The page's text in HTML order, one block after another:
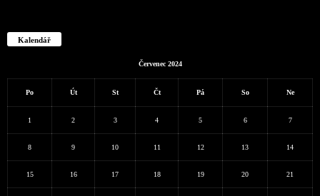
Kalendář
Červenec 2024
Po Út St Čt Pá So Ne
1 2 3 4 5 6 7
8 9 10 11 12 13 14
15 16 17 18 19 20 21